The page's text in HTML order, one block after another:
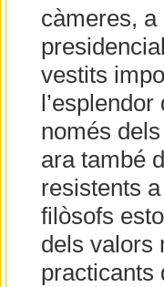
càmeres,
vestits
només
ara també
resistents
filòsofs
dels valors
practicants